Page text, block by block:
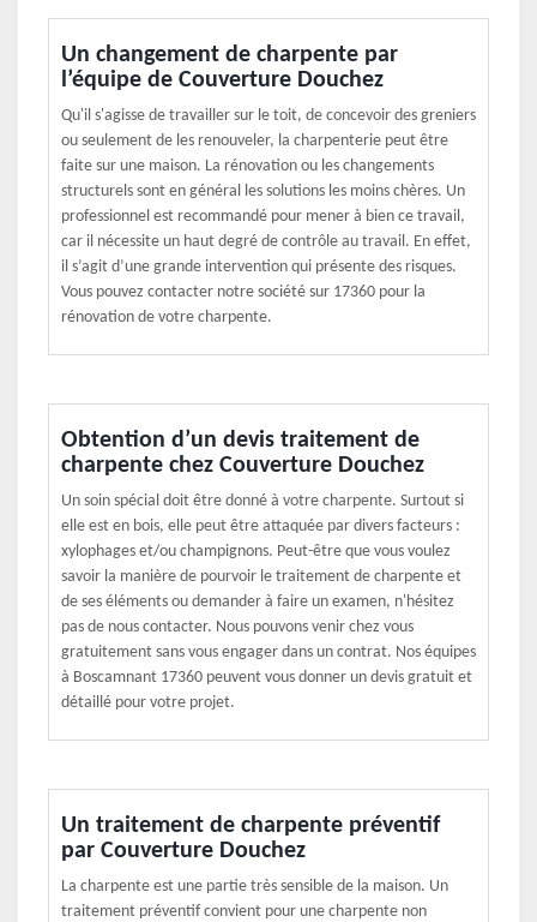
Un changement de charpente par
l’équipe de Couverture Douchez
Qu'il s'agisse de travailler sur le toit, de concevoir des greniers
ou seulement de les renouveler, la charpenterie peut être
faite sur une maison. La rénovation ou les changements
structurels sont en général les solutions les moins chères. Un
professionnel est recommandé pour mener à bien ce travail,
car il nécessite un haut degré de contrôle au travail. En effet,
il s’agit d’une grande intervention qui présente des risques.
Vous pouvez contacter notre société sur 17360 pour la
rénovation de votre charpente.
Obtention d’un devis traitement de
charpente chez Couverture Douchez
Un soin spécial doit être donné à votre charpente. Surtout si
elle est en bois, elle peut être attaquée par divers facteurs :
xylophages et/ou champignons. Peut-être que vous voulez
savoir la manière de pourvoir le traitement de charpente et
de ses éléments ou demander à faire un examen, n'hésitez
pas de nous contacter. Nous pouvons venir chez vous
gratuitement sans vous engager dans un contrat. Nos équipes
à Boscamnant 17360 peuvent vous donner un devis gratuit et
détaillé pour votre projet.
Un traitement de charpente préventif
par Couverture Douchez
La charpente est une partie très sensible de la maison. Un
traitement préventif convient pour une charpente non